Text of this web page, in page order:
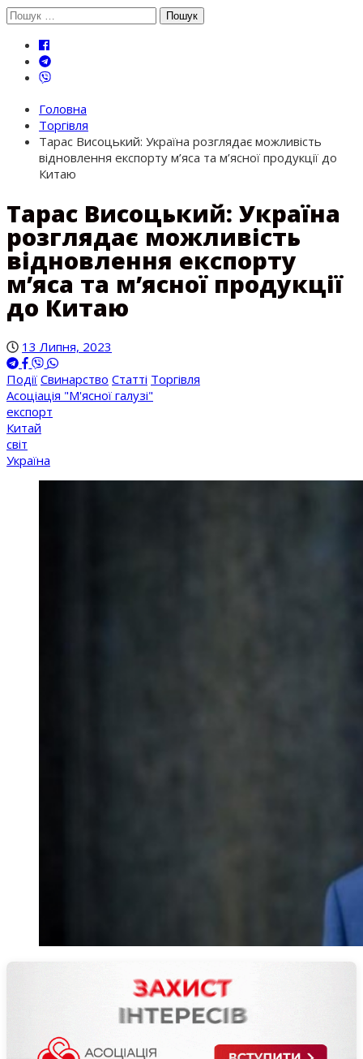
Шукати:
Головна
Торгівля
Тарас Висоцький: Україна розглядає можливість
відновлення експорту м’яса та м’ясної продукції до
Китаю
Тарас Висоцький: Україна
розглядає можливість
відновлення експорту
м’яса та м’ясної продукції
до Китаю
13 Липня, 2023
Події Свинарство Статті Торгівля
Асоціація "М'ясної галузі"
експорт
Китай
світ
Україна